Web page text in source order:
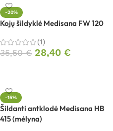
-20%
Kojų šildyklė Medisana FW 120
(1)
35,50€ 28,40 €
-15%
Šildanti antklodė Medisana HB
415 (mėlyna)